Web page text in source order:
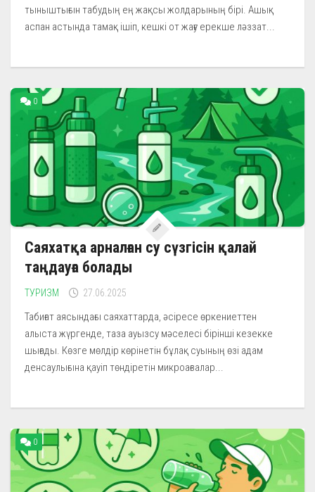
тыныштығын табудың ең жақсы жолдарының бірі. Ашық
аспан астында тамақ ішіп, кешкі от жағу ерекше ләззат...
0
Саяхатқа арналған су сүзгісін қалай
таңдауға болады
ТУРИЗМ 27.06.2025
Табиғат аясындағы саяхаттарда, әсіресе өркениеттен
алыста жүргенде, таза ауызсу мәселесі бірінші кезекке
шығады. Көзге мөлдір көрінетін бұлақ суының өзі адам
денсаулығына қауіп төндіретін микроағзалар...
0